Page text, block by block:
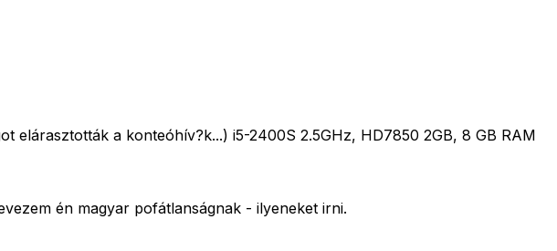
elárasztották a konteóhív?k...) i5-2400S 2.5GHz, HD7850 2GB, 8 GB RAM
én magyar pofátlanságnak - ilyeneket irni.